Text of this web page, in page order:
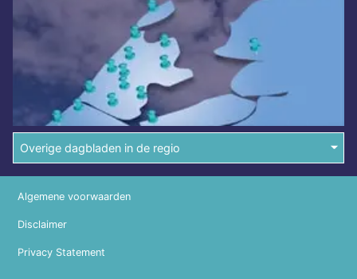
Overige dagbladen in de regio
Algemene voorwaarden
Disclaimer
Privacy Statement